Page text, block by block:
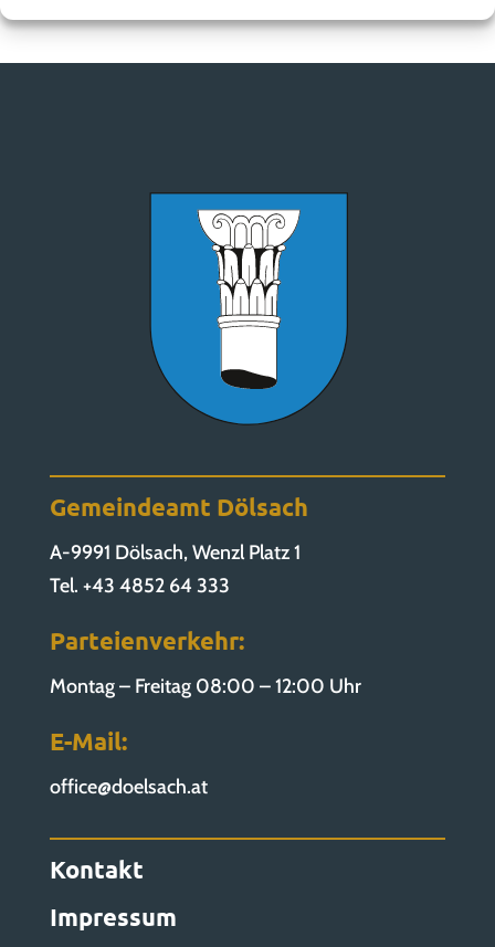
Gemeindeamt Dölsach
A-9991 Dölsach, Wenzl Platz 1
Tel. +43 4852 64 333
Parteienverkehr:
Montag – Freitag 08:00 – 12:00 Uhr
E-Mail:
office@doelsach.at
Kontakt
Impressum